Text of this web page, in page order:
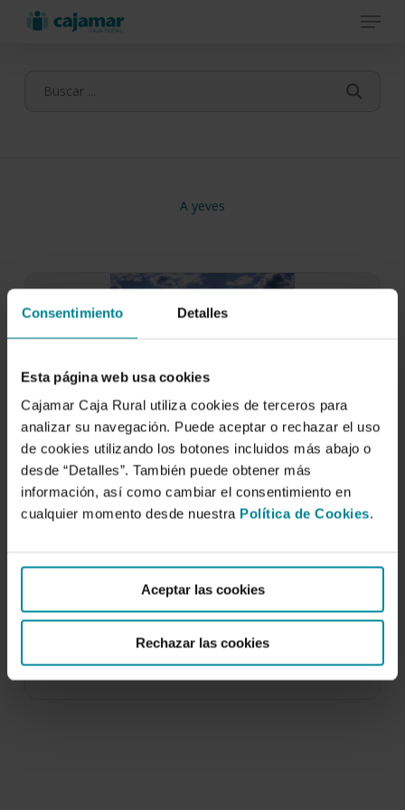
Consentimiento Detalles
Esta página web usa cookies
Cajamar Caja Rural utiliza cookies de terceros para
analizar su navegación. Puede aceptar o rechazar el uso
de cookies utilizando los botones incluidos más abajo o
desde “Detalles”. También puede obtener más
información, así como cambiar el consentimiento en
cualquier momento desde nuestra Política de Cookies.
Aceptar las cookies
Rechazar las cookies
Menu
A yeves
viñedo mediterráneo
13 de julio de 2017
desafíos, en cierto modo consecuencia de los
efectos…